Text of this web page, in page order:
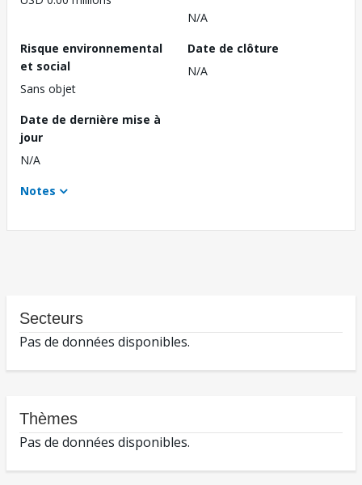
N/A
Risque environnemental
et social
Sans objet
Date de clôture
N/A
Date de dernière mise à
jour
N/A
Notes
Secteurs
Pas de données disponibles.
Thèmes
Pas de données disponibles.